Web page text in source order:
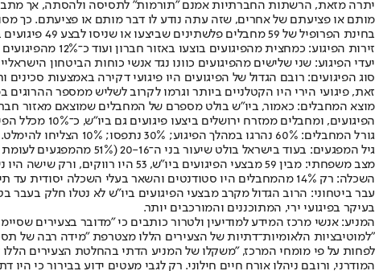
יתרה מזאת, הרשתות החברתיות אמנם "תורמות" לתסיסה ולהסתה, אך
מותם או פציעתם של אחרים, שזה עתה נודע לו דבר מותם או פציעתם. כך
בחינת הפרופיל של 59 מחבלים פלשתינים שביצעו או שניסו לבצע 49 פיגועים בשטחי יו"ש בחודשיים הראשונים של האירועים מלמדת שכמעט תמיד הם פעלו לבד.
זירות הפיגוע: כמחצית מהפיגועים בוצעו באזור חברון ועוד כ־12% מהפיגועים בוצעו באזור גוש עציון הסמוך לו. רובם המכריע של הפיגועים בוצעו במעברים או במחסומים.
יעדי הפיגוע: שני שלישים מהפיגועים כוונו נגד אנשי כוחות הביטחון
זאת, פיגועי הירי היו הקטלניים ביותר וגרמו לקרוב לשליש ממספר
הפיגועים, ומחבלים ממזרח ירושלים ביצעו פיגועים גם ביו"ש, כ־10% מכלל הפיגועים.
גורל המחבלים: 60% נהרגו במהלך הפיגוע; 30% נתפסו; 10% הצליחו להימלט.
גיל המפגעים: בעוד בישראל בולט שיעור בני ה־20-16 (51% מהמפגעים לעומת 42% בתחומי יו"ש), בתחומי יו"ש בולט שיעור בני ה־26-22, (48% מהמפגעים לעומת 26% בישראל).
מצב משפחתי: מבין 59 מבצעי הפיגועים ביו"ש, 53 היו רווקים, ורק שישה היו נשואים (בבדיקה נפרדת של כלל 128 המפגעים שפעלו משני צידי הקו הירוק עד לפני כשבועיים, עולה ש־115 מהם היו רווקים ועוד 13 נשואים).
השכלה: רק 14% מהמחבלים היו סטודנטים והשאר בעלי השכלה יסודית עד תיכונית בלבד.
עבר ביטחוני: הרוב הגדול מקרב מבצעי הפיגועים ביו"ש לא נטלו חלק
בעיקר בפיגועי ירי, המתוכננים והמורכבים יותר.
המניע: אנשי מרכז המידע למודיעין ולטרור כותבים כי "מדובר בצעירים
"למוטיבציות הלאומיות־דתיות של הצעירים הללו מצטרפת "מידה רבה של
לפחות על פי מומחי המרכז, "משקלו של המניע הדתי בהחלטת הצעירים הללו
המודרני, ורובם ניהלו אורח חיים חילוני. רק לגבי מעטים ידוע בבירור